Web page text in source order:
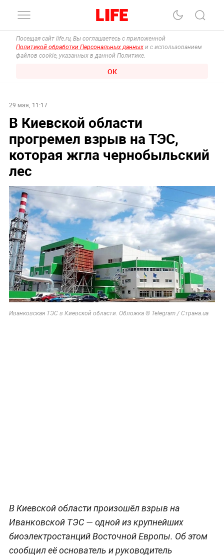
Посещая сайт life.ru, Вы соглашаетесь с приложенной
Политикой обработки Персональных данных и с использованием
файлов cookie, указанных в данной Политике.
ОК
29 мая, 11:17
В Киевской области
прогремел взрыв на ТЭС,
которая жгла чернобыльский
лес
Иванковская ТЭС в Киевской области. Обложка © Telegram / Страна.ua
В Киевской области произошёл взрыв на
Иванковской ТЭС — одной из крупнейших
биоэлектростанций Восточной Европы. Об этом
сообщил её основатель и руководитель